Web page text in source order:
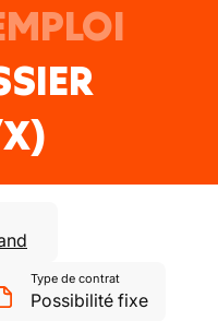
Type de contrat
Possibilité fixe